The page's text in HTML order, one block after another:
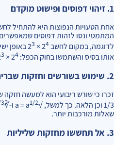
1. זיהוי דפוסים ופישוט מוקדם
אחת הטעויות הנפוצות היא להתחיל
המתמטי ונסו לזהות דפוסים
לדוגמה, במקום לחשב 24
× 2
3
באופן
אותו בסיס והשתמשו בחוק הכפל: 2 4
× 2
3
2. שימוש בשורשים וחזקות שברים
1/3 וכן הלאה. כך למשל, √a = a
1/2 ו-∛a = a
שאלות מורכבות יותר.
3. אל תחששו מחזקות שליליות